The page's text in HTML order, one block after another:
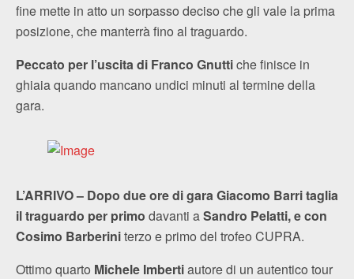
fine mette in atto un sorpasso deciso che gli vale la prima
posizione, che manterrà fino al traguardo.
Peccato per l’uscita di Franco Gnuttiche finisce in
ghiaia quando mancano undici minuti al termine della
gara.
L’ARRIVO – Dopo due ore di gara Giacomo Barri taglia
il traguardo per primo davanti aSandro Pelatti, e con
Cosimo Barberiniterzo e primo del trofeo CUPRA.
Ottimo quarto Michele Imbertiautore di un autentico tour